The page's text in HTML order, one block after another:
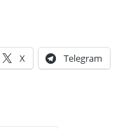
X Telegram